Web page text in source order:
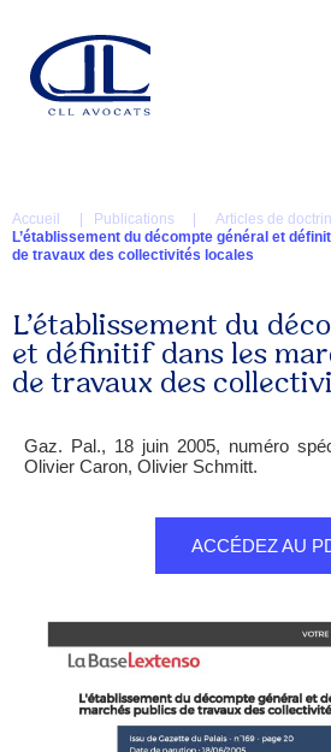
Accueil | Publications | Articles de
L’établissement du décompte général et
de travaux des collectivités locales
L’établissement du
et définitif dans les
de travaux des
Gaz. Pal., 18 juin 2005, numéro
Olivier Caron, Olivier Schmitt.
ACCÉDEZ AU